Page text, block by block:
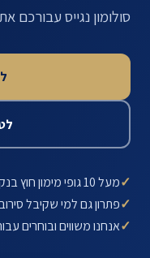
סולומון נגייס עבורכם
✓מעל 10 גופי מימון חוץ בנקאיים
✓פתרון גם למי שקיבל
✓אנחנו משווים ובוחרים